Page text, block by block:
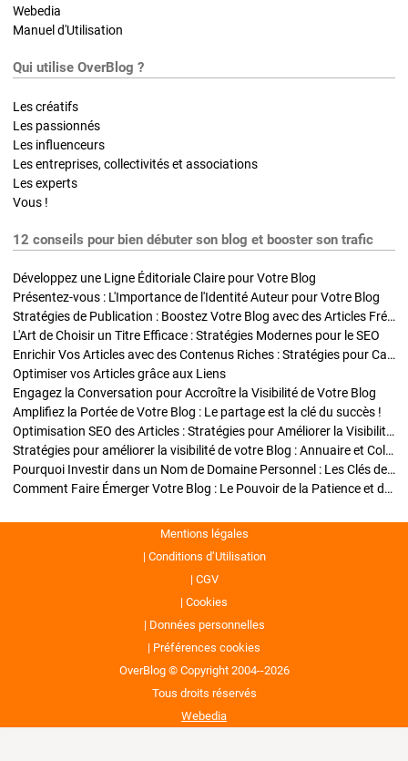
Webedia
Manuel d'Utilisation
Qui utilise OverBlog ?
Les créatifs
Les passionnés
Les influenceurs
Les entreprises, collectivités et associations
Les experts
Vous !
12 conseils pour bien débuter son blog et booster son trafic
Développez une Ligne Éditoriale Claire pour Votre Blog
Présentez-vous : L'Importance de l'Identité Auteur pour Votre Blog
Stratégies de Publication : Boostez Votre Blog avec des Articles Fréquents et Exclusifs
L'Art de Choisir un Titre Efficace : Stratégies Modernes pour le SEO
Enrichir Vos Articles avec des Contenus Riches : Stratégies pour Captiver et Optimiser
Optimiser vos Articles grâce aux Liens
Engagez la Conversation pour Accroître la Visibilité de Votre Blog
Amplifiez la Portée de Votre Blog : Le partage est la clé du succès !
Optimisation SEO des Articles : Stratégies pour Améliorer la Visibilité de Votre Blog
Stratégies pour améliorer la visibilité de votre Blog : Annuaire et Collaborations
Pourquoi Investir dans un Nom de Domaine Personnel : Les Clés de la Réussite de Votre Blog
Comment Faire Émerger Votre Blog : Le Pouvoir de la Patience et de la Persévérance
Mentions légales
Conditions d’Utilisation
CGV
Cookies
Données personnelles
Préférences cookies
OverBlog © Copyright 2004--2026
Tous droits réservés
Webedia